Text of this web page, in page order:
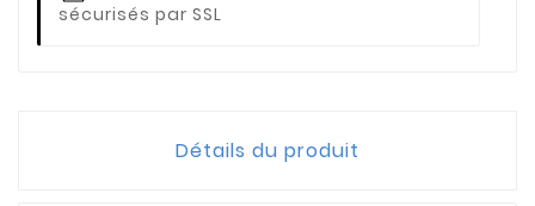
sécurisés par SSL
Détails du produit